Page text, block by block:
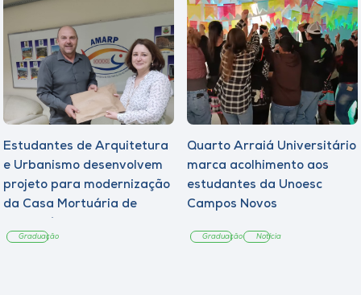
Estudantes de Arquitetura
e Urbanismo desenvolvem
projeto para modernização
da Casa Mortuária de
Graduação
Quarto Arraiá Universitário
marca acolhimento aos
estudantes da Unoesc
Campos Novos
Graduação Notícia